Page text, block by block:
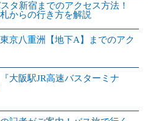
タ新宿までのアクセス方法！
からの行き方を解説
京八重洲【地下A】までのアク
大阪駅JR高速バスターミナ